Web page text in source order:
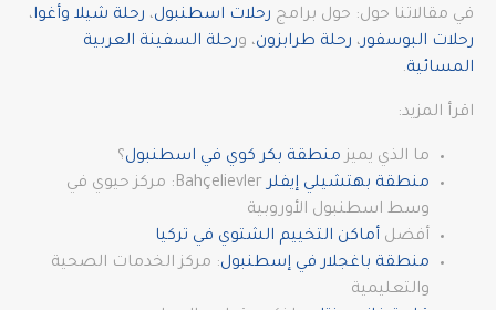
في مقالاتنا حول: حول برامج رحلات اسطنبول، رحلة شيلا وأغوا،
رحلات البوسفور، رحلة طرابزون، ورحلة السفينة العربية
المسائية.
اقرأ المزيد:
ما الذي يميزمنطقة بكر كوي في اسطنبول؟
منطقة بهتشيلي إيفلر
Bahçelievler: مركز حيوي في
وسط اسطنبول الأوروبية
أفضل أماكن التخييم الشتوي في تركيا
منطقة باغجلار في إسطنبول: مركز الخدمات الصحية
والتعليمية